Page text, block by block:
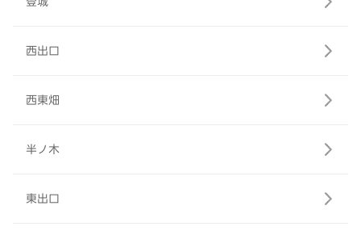
西出口
西東畑
半ノ木
東出口